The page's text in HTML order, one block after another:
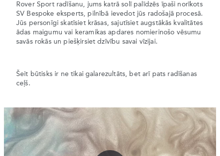
Rover Sport radīšanu, jums katrā solī palīdzēs īpaši norīkots
SV Bespoke eksperts, pilnībā ievedot jūs radošajā procesā.
Jūs personīgi skatīsiet krāsas, sajutīsiet augstākās kvalitātes
ādas maigumu vai keramikas apdares nomierinošo vēsumu
savās rokās un piešķirsiet dzīvību savai vīzijai.
Šeit būtisks ir ne tikai galarezultāts, bet arī pats radīšanas
ceļš.